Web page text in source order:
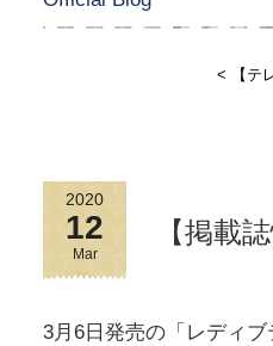
< 【テ
2020
12
Mar
【掲載
3月6日発売の「レディ